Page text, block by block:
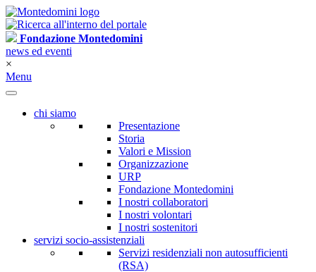
Fondazione Montedomini
news ed eventi
×
Menu
chi siamo
Presentazione
Storia
Valori e Mission
Organizzazione
URP
Fondazione Montedomini
I nostri collaboratori
I nostri volontari
I nostri sostenitori
servizi socio-assistenziali
Servizi residenziali non autosufficienti
(RSA)